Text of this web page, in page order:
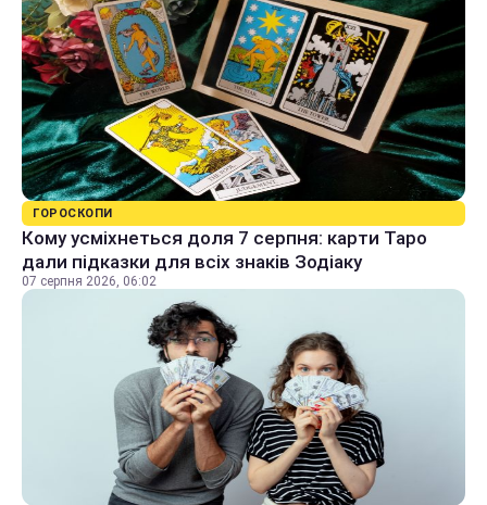
ГОРОСКОПИ
Кому усміхнеться доля 7 серпня: карти Таро
дали підказки для всіх знаків Зодіаку
07 серпня 2026, 06:02